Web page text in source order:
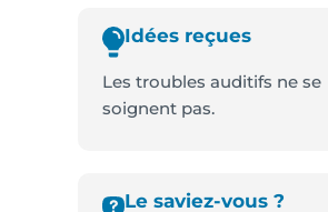
Idées reçues
Les troubles auditifs ne se
soignent pas.
Le saviez-vous ?